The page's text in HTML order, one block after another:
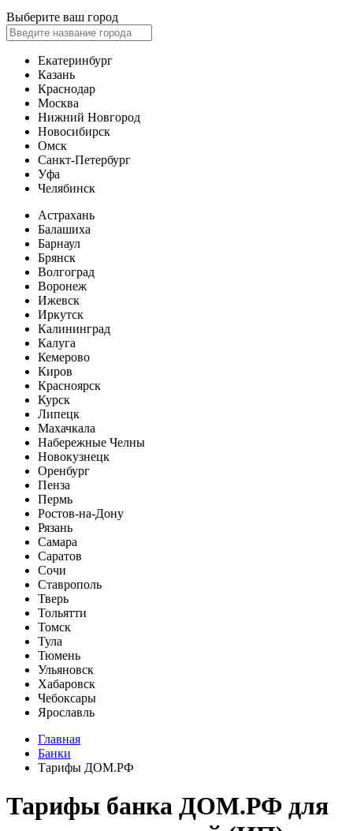
Выберите ваш город
Екатеринбург
Казань
Краснодар
Москва
Нижний Новгород
Новосибирск
Омск
Санкт-Петербург
Уфа
Челябинск
Астрахань
Балашиха
Барнаул
Брянск
Волгоград
Воронеж
Ижевск
Иркутск
Калининград
Калуга
Кемерово
Киров
Красноярск
Курск
Липецк
Махачкала
Набережные Челны
Новокузнецк
Оренбург
Пенза
Пермь
Ростов-на-Дону
Рязань
Самара
Саратов
Сочи
Ставрополь
Тверь
Тольятти
Томск
Тула
Тюмень
Ульяновск
Хабаровск
Чебоксары
Ярославль
Главная
Банки
Тарифы ДОМ.РФ
Тарифы банка ДОМ.РФ для